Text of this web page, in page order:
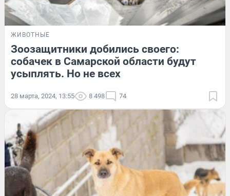
ЖИВОТНЫЕ
Зоозащитники добились своего:
собачек в Самарской области будут
усыплять. Но не всех
28 марта, 2024, 13:55 8 498 74